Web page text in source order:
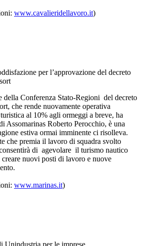
www.cavalieridellavoro.it)
per l’approvazione del decreto
della Conferenza Stato-Regioni del decreto
che rende nuovamente operativa
al 10% agli ormeggi a breve, ha
Assomarinas Roberto Perocchio, è una
estiva ormai imminente ci risolleva.
che premia il lavoro di squadra svolto
di agevolare il turismo nautico
nuovi posti di lavoro e nuove
www.marinas.it)
Unindustria per le imprese